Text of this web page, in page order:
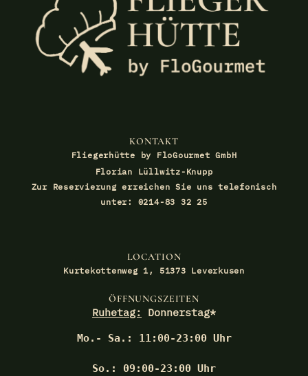
KONTAKT
Fliegerhütte by FloGourmet GmbH
Florian Lüllwitz-Knupp
Zur Reservierung erreichen Sie uns telefonisch
unter: 0214-83 32 25
LOCATION
Kurtekottenweg 1, 51373 Leverkusen
ÖFFNUNGSZEITEN
Ruhetag: Donnerstag*
Mo.- Sa.: 11:00-23:00 Uhr
So.: 09:00-23:00 Uhr